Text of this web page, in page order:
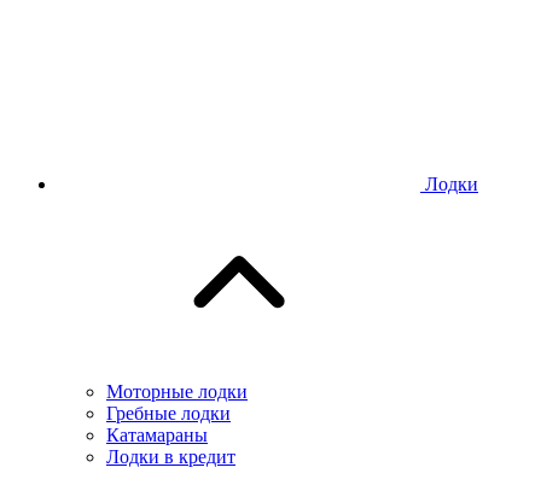
Лодки
Моторные лодки
Гребные лодки
Катамараны
Лодки в кредит